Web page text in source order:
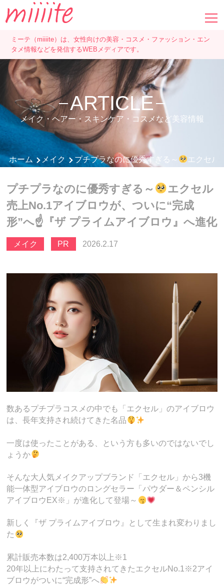
ミーテ（miiiite）は、女性向けの美容・コスメ・ファッション・エン
タメ情報などを発信するWEBメディアです。
ARTICLE
メイク・ヘアー・スキンケア・コスメなど美容情報
ホーム メイク プチプラなのに優秀すぎる～ エクセル
プチプラなのに優秀すぎる～
エクセル
売上No.1アイブロウが、ついに“完成
形”へ☝ 『ザ プライムアイブロウ』へ進化
メイク PR 2026.2.17
数あるプチプラコスメの中でも「エクセル」のアイブロウ
は、長年支持され続けてきた名品
一度は使ったことがある、という方も多いのではないでし
ょうか
そんな大人気メイクアップブランド「エクセル」から3機
能一体型アイブロウのロングセラー「パウダー＆ペンシル
アイブロウEX※」が進化して登場～
新しく『ザ プライムアイブロウ』として生まれ変わりまし
た
累計販売本数は2,400万本以上※1
20年以上にわたって支持されてきたエクセルNo.1※2アイ
ブロウがついに“完成形”へ